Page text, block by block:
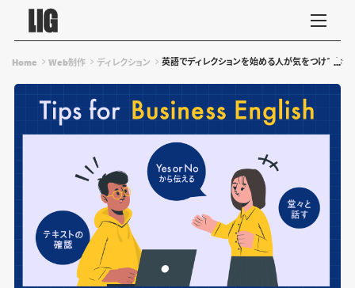
Home Web制作 ディレクション 英語でディレクションを始める人が気をつけておき